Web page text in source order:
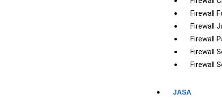
Firewall
Firewall
Firewall
Firewall
Firewall
JASA